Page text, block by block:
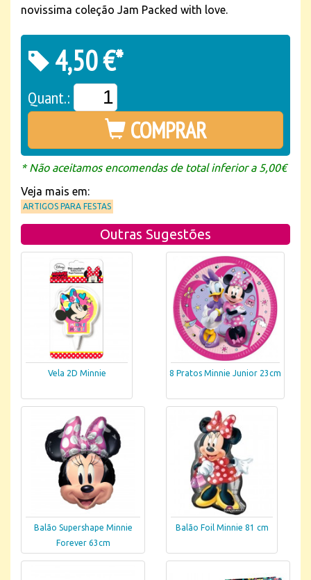
novissima coleção Jam Packed with love.
4,50 €*
Quant.:
COMPRAR
* Não aceitamos encomendas de total inferior a 5,00€
Veja mais em:
ARTIGOS PARA FESTAS
Outras Sugestões
Vela 2D Minnie 8 Pratos Minnie Junior 23cm
Balão Supershape Minnie
Forever 63cm
Balão Foil Minnie 81 cm